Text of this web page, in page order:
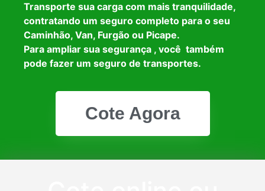
Transporte sua carga com mais tranquilidade,
contratando um seguro completo para o seu
Caminhão, Van, Furgão ou Picape.
Para ampliar sua segurança , você também
pode fazer um seguro de transportes.
Cote Agora